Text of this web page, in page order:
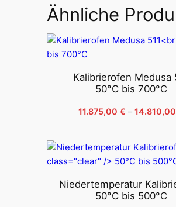
Ähnliche
Kalibrierofen Medusa
50°C bis 700°C
11.875,00 € –14.810,00
Niedertemperatur
50°C bis 500°C